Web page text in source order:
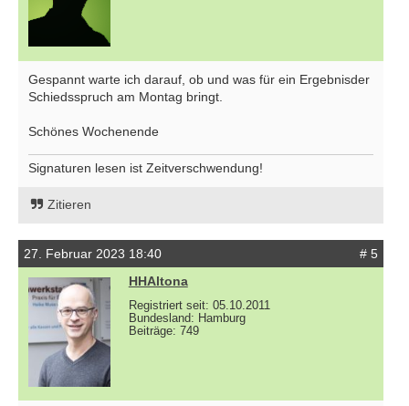
Gespannt warte ich darauf, ob und was für ein Ergebnisder
Schiedsspruch am Montag bringt.
Schönes Wochenende
Signaturen lesen ist Zeitverschwendung!
Zitieren
27. Februar 2023 18:40
# 5
HHAltona
Registriert seit: 05.10.2011
Bundesland: Hamburg
Beiträge: 749